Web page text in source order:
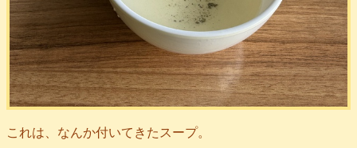
これは、なんか付いてきたスープ。